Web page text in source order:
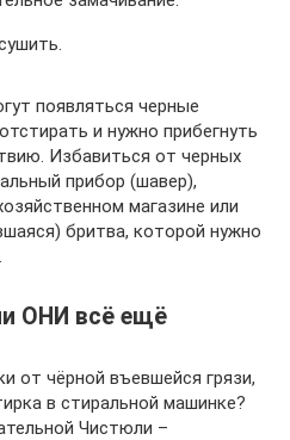
появляться черные
и нужно прибегнуть
Избавиться от черных
прибор (шавер),
магазине или
бритва, которой нужно
ОНИ всё ещё
от чёрной въевшейся грязи,
в стиральной машинке?
Чистюли –